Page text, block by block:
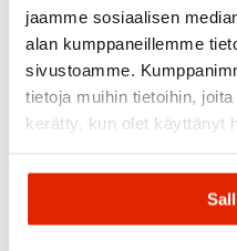
jaamme sosiaalisen
alan kumppaneillemme
sivustoamme.
tietoja muihin tietoihin,
kerätty, kun olet käyttänyt
Fischer
RCS
BLACK/YELLOW
30,00€
Original
price
was:
15,00€
Current
price
is: